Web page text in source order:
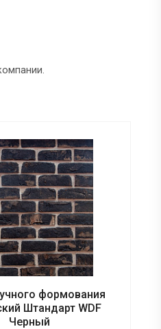
формования
Штандарт WDF
Черный